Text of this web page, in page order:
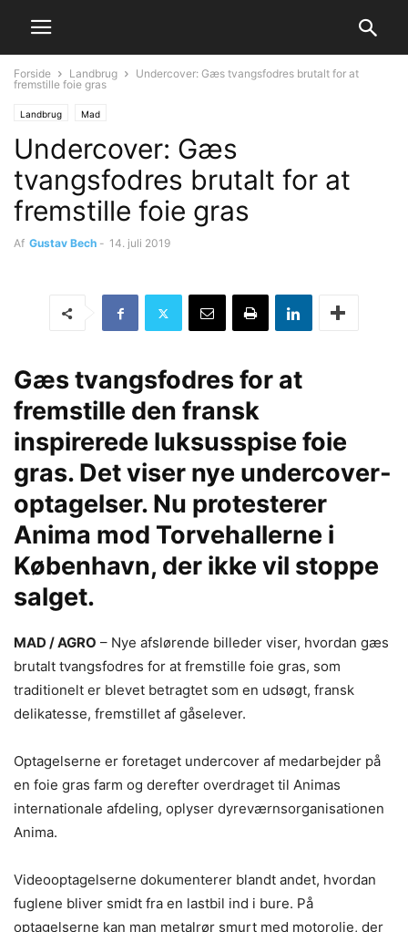
Forside Landbrug
Undercover: Gæs tvangsfodres brutalt for at
fremstille foie gras
Landbrug Mad
Undercover: Gæs
tvangsfodres brutalt for at
fremstille foie gras
Af Gustav Bech - 14. juli 2019
Gæs tvangsfodres for at
fremstille den fransk
inspirerede luksusspise foie
gras. Det viser nye undercover-
optagelser. Nu protesterer
Anima mod Torvehallerne i
København, der ikke vil stoppe
salget.
MAD / AGRO – Nye afslørende billeder viser, hvordan gæs
brutalt tvangsfodres for at fremstille foie gras, som
traditionelt er blevet betragtet som en udsøgt, fransk
delikatesse, fremstillet af gåselever.
Optagelserne er foretaget undercover af medarbejder på
en foie gras farm og derefter overdraget til Animas
internationale afdeling, oplyser dyreværnsorganisationen
Anima.
Videooptagelserne dokumenterer blandt andet, hvordan
fuglene bliver smidt fra en lastbil ind i bure. På
optagelserne kan man metalrør smurt med motorolie, der